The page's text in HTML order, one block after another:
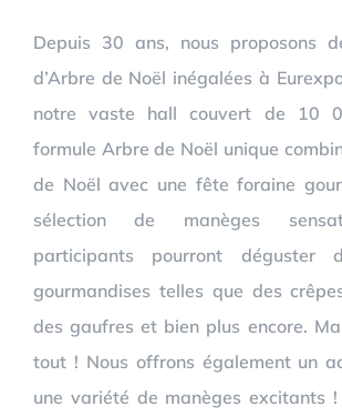
Depuis 30 ans, nous proposons
d’Arbre de Noël inégalées à
notre vaste hall couvert de 10
formule Arbre de Noël unique
de Noël avec une fête foraine
sélection de manèges
participants pourront déguster
gourmandises telles que des
des gaufres et bien plus encore.
tout ! Nous offrons également un
une variété de manèges excitants